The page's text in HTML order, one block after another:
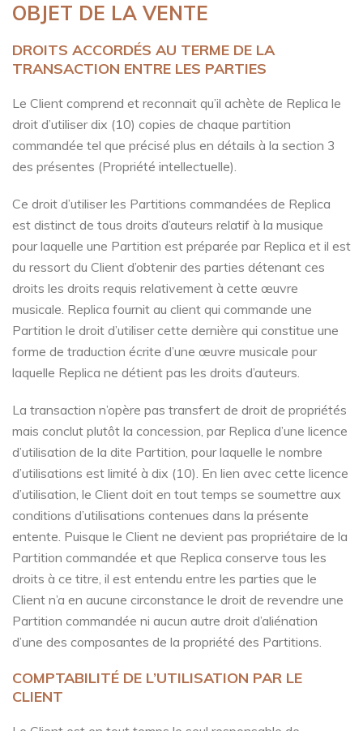
OBJET DE LA VENTE
DROITS ACCORDÉS AU TERME DE LA
TRANSACTION ENTRE LES PARTIES
Le Client comprend et reconnait qu’il achète de Replica le
droit d’utiliser dix (10) copies de chaque partition
commandée tel que précisé plus en détails à la section 3
des présentes (Propriété intellectuelle).
Ce droit d’utiliser les Partitions commandées de Replica
est distinct de tous droits d’auteurs relatif à la musique
pour laquelle une Partition est préparée par Replica et il est
du ressort du Client d’obtenir des parties détenant ces
droits les droits requis relativement à cette œuvre
musicale. Replica fournit au client qui commande une
Partition le droit d’utiliser cette dernière qui constitue une
forme de traduction écrite d’une œuvre musicale pour
laquelle Replica ne détient pas les droits d’auteurs.
La transaction n’opère pas transfert de droit de propriétés
mais conclut plutôt la concession, par Replica d’une licence
d’utilisation de la dite Partition, pour laquelle le nombre
d’utilisations est limité à dix (10). En lien avec cette licence
d’utilisation, le Client doit en tout temps se soumettre aux
conditions d’utilisations contenues dans la présente
entente. Puisque le Client ne devient pas propriétaire de la
Partition commandée et que Replica conserve tous les
droits à ce titre, il est entendu entre les parties que le
Client n’a en aucune circonstance le droit de revendre une
Partition commandée ni aucun autre droit d’aliénation
d’une des composantes de la propriété des Partitions.
COMPTABILITÉ DE L’UTILISATION PAR LE
CLIENT